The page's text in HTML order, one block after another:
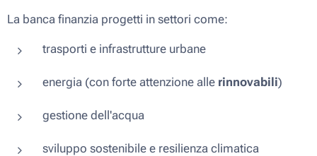
La banca finanzia progetti in settori come:
trasporti e infrastrutture urbane
energia (con forte attenzione alle rinnovabili)
gestione dell'acqua
sviluppo sostenibile e resilienza climatica